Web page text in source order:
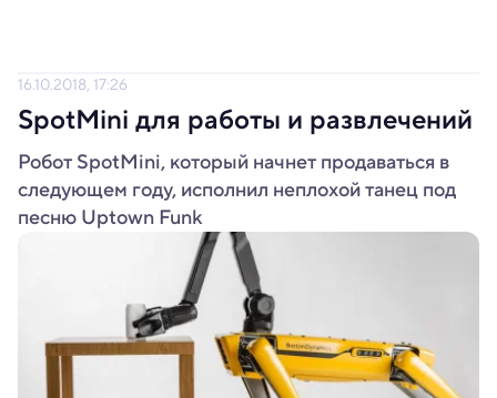
16.10.2018, 17:26
SpotMini для работы и развлечений
Робот SpotMini, который начнет продаваться в
следующем году, исполнил неплохой танец под
песню Uptown Funk